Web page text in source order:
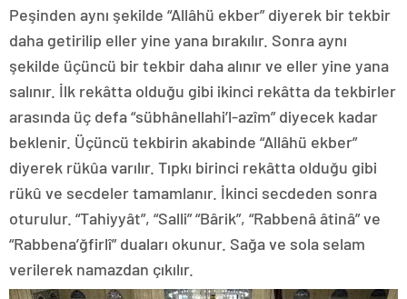
Peşinden aynı şekilde “Allâhü ekber” diyerek bir tekbir
daha getirilip eller yine yana bırakılır. Sonra aynı
şekilde üçüncü bir tekbir daha alınır ve eller yine yana
salınır. İlk rekâtta olduğu gibi ikinci rekâtta da tekbirler
arasında üç defa “sübhânellahi’l-azîm” diyecek kadar
beklenir. Üçüncü tekbirin akabinde “Allâhü ekber”
diyerek rükûa varılır. Tıpkı birinci rekâtta olduğu gibi
rükû ve secdeler tamamlanır. İkinci secdeden sonra
oturulur. “Tahiyyât”, “Salli” “Bârik”, “Rabbenâ âtinâ” ve
“Rabbena’ğfirlî” duaları okunur. Sağa ve sola selam
verilerek namazdan çıkılır.